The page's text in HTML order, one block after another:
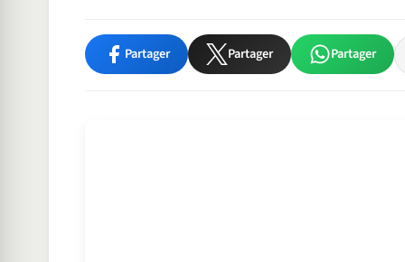
Partager Partager Partager